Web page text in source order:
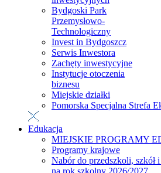
Bydgoski Park
Przemysłowo-
Technologiczny
Invest in Bydgoszcz
Serwis Inwestora
Zachęty inwestycyjne
Instytucje otoczenia
biznesu
Miejskie działki
Pomorska Specjalna Strefa
Edukacja
MIEJSKIE PROGRAMY
Programy krajowe
Nabór do przedszkoli, szkół